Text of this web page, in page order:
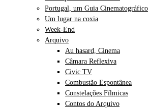
Portugal, um Guia Cinematográfico
Um lugar na coxia
Week-End
Arquivo
Au hasard, Cinema
Câmara Reflexiva
Civic TV
Combustão Espontânea
Constelações Fílmicas
Contos do Arquivo